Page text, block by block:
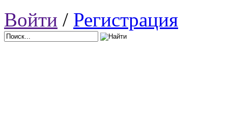
Войти / Регистрация